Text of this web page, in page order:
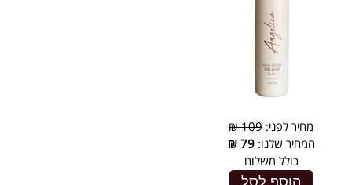
מחיר לפני:109 ₪
המחיר שלנו:79
₪
כולל משלוח
הוסף לסל